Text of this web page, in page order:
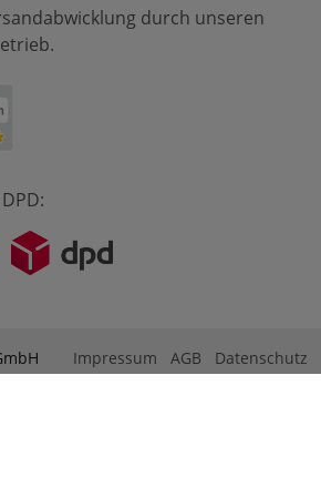
durch unseren
Impressum AGB Datenschutz